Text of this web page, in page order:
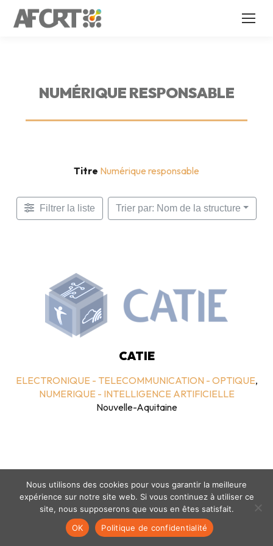
NUMÉRIQUE RESPONSABLE
Titre Numérique responsable
Filtrer la liste Trier par: Nom de la structure
CATIE
ELECTRONIQUE - TELECOMMUNICATION - OPTIQUE,
NUMERIQUE - INTELLIGENCE ARTIFICIELLE
Nouvelle-Aquitaine
Mentions légales - politique de confidentialité
Nous utilisons des cookies pour vous garantir la meilleure
expérience sur notre site web. Si vous continuez à utiliser ce
site, nous supposerons que vous en êtes satisfait.
OK
Politique de confidentialité